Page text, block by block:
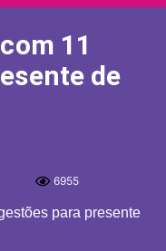
11
de
6955
para presente